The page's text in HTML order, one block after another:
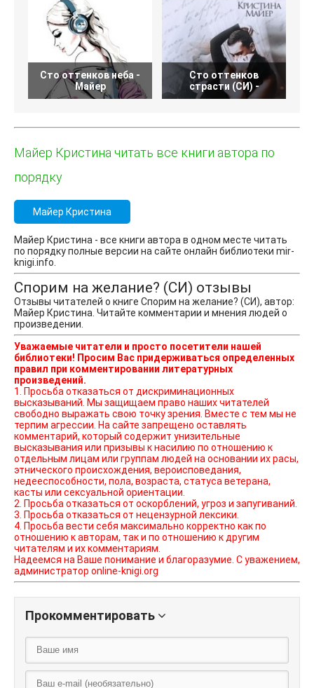
Сто оттенков неба -
Майер
Сто оттенков
страсти (СИ) -
Майер Кристина читать все книги автора по
порядку
Майер Кристина
Майер Кристина - все книги автора в одном месте читать
по порядку полные версии на сайте онлайн библиотеки mir-
knigi.info.
Спорим на желание? (СИ) отзывы
Отзывы читателей о книге Спорим на желание? (СИ), автор:
Майер Кристина. Читайте комментарии и мнения людей о
произведении.
Уважаемые читатели и просто посетители нашей
библиотеки! Просим Вас придерживаться определенных
правил при комментировании литературных
произведений.
1. Просьба отказаться от дискриминационных
высказываний. Мы защищаем право наших читателей
свободно выражать свою точку зрения. Вместе с тем мы не
терпим агрессии. На сайте запрещено оставлять
комментарий, который содержит унизительные
высказывания или призывы к насилию по отношению к
отдельным лицам или группам людей на основании их расы,
этнического происхождения, вероисповедания,
недееспособности, пола, возраста, статуса ветерана,
касты или сексуальной ориентации.
2. Просьба отказаться от оскорблений, угроз и запугиваний.
3. Просьба отказаться от нецензурной лексики.
4. Просьба вести себя максимально корректно как по
отношению к авторам, так и по отношению к другим
читателям и их комментариям.
Надеемся на Ваше понимание и благоразумие. С уважением,
администратор online-knigi.org
Прокомментировать